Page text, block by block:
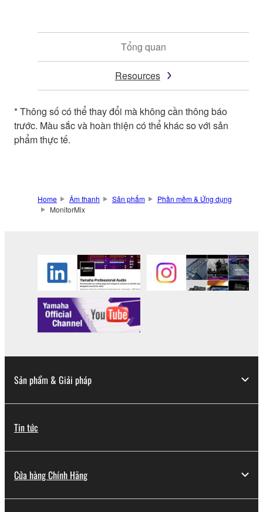
Tổng quan
Resources
* Thông số có thể thay đổi mà không cần thông báo
trước. Màu sắc và hoàn thiện có thể khác so với sản
phẩm thực tế.
Home Âm thanh Sản phẩm
Phần mềm & Ứng dụng
MonitorMix
Sản phẩm & Giải pháp
Tin tức
Cửa hàng Chính Hãng